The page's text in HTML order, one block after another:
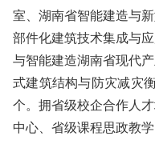
室、湖南省智能建造与
部件化建筑技术集成与
与智能建造湖南省现代
式建筑结构与防灾减灾
个。拥省级校企合作人
中心、省级课程思政教学